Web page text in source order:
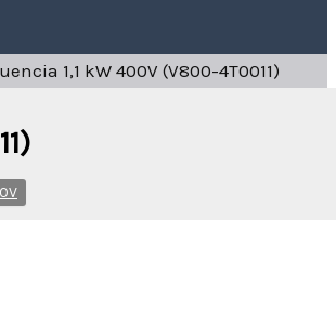
1,1 kW 400V (V800-4T0011)